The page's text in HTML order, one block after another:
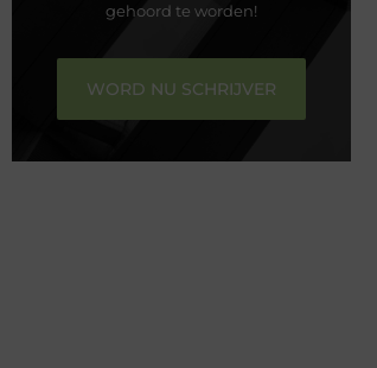
gehoord te worden!
WORD NU SCHRIJVER